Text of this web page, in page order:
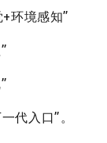
环境感知”
代入口”。